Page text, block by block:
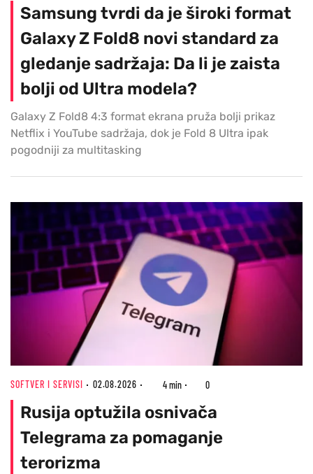
Samsung tvrdi da je široki format
Galaxy Z Fold8 novi standard za
gledanje sadržaja: Da li je zaista
bolji od Ultra modela?
Galaxy Z Fold8 4:3 format ekrana pruža bolji prikaz
Netflix i YouTube sadržaja, dok je Fold 8 Ultra ipak
pogodniji za multitasking
SOFTVER I SERVISI 02.08.2026 4 min 0
Rusija optužila osnivača
Telegrama za pomaganje
terorizma